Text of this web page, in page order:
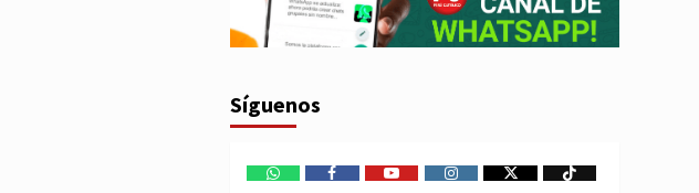
Síguenos
WhatsAppFacebookYoutubeInstagram
X TikTok